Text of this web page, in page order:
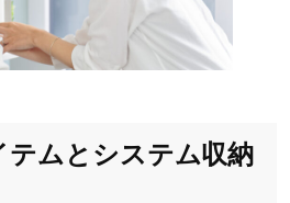
テムとシステム収納